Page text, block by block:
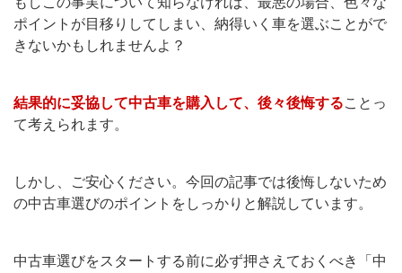
ポイントが目移りしてしまい、納得いく車を選ぶことがで
きないかもしれませんよ？
結果的に妥協して中古車を購入して、後々後悔することっ
て考えられます。
しかし、ご安心ください。今回の記事では後悔しないため
の中古車選びのポイントをしっかりと解説しています。
中古車選びをスタートする前に必ず押さえておくべき「中